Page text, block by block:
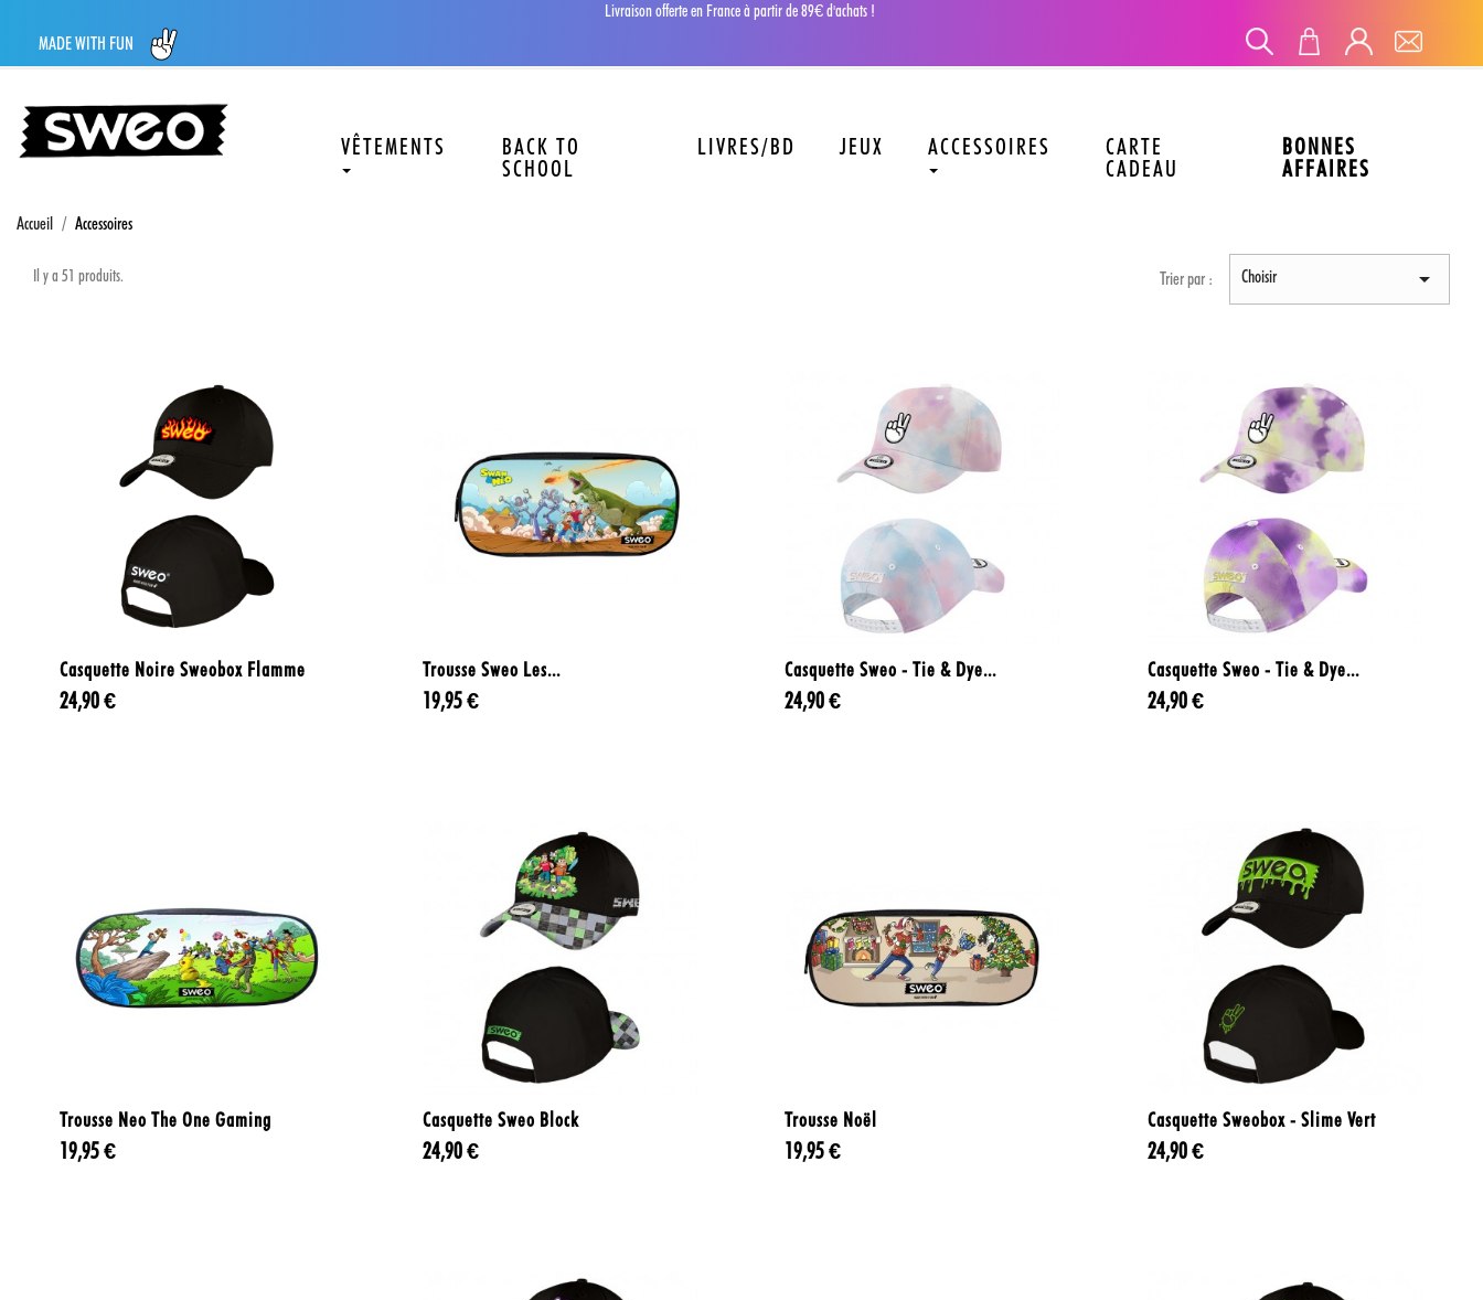
Livraison offerte en France à partir de 89€ d'achats !
MADE WITH FUN
VÊTEMENTS
BACK TO
SCHOOL
LIVRES/BD JEUX ACCESSOIRES
CARTE
CADEAU
BONNES
AFFAIRES
Accueil Accessoires
Il y a 51 produits. Trier par : Choisir 
Casquette Noire Sweobox Flamme
24,90 €
Aperçu rapide Trousse Sweo Les...
19,95 €
Aperçu rapide Casquette Sweo - Tie & Dye...
24,90 €
 Aperçu rapide Casquette Sweo - Tie & Dye...
24,90 €
 Aperçu rapide
Trousse Neo The One Gaming
19,95 €
Aperçu rapide Casquette Sweo Block
24,90 €
 Aperçu rapide Trousse Noël
19,95 €
 Casquette Sweobox - Slime Vert
24,90 €
Aperçu rapide